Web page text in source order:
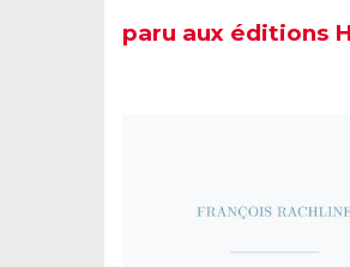
paru aux éditions